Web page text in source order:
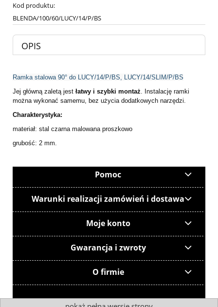
Kod produktu:
BLENDA/100/60/LUCY/14/P/BS
OPIS
Ramka stalowa 90° do LUCY/14/P/BS, LUCY/14/SLIM/P/BS
Jej główną zaletą jest łatwy i szybki montaż . Instalację ramki
można wykonać samemu, bez użycia dodatkowych narzędzi.
Charakterystyka:
materiał: stal czarna malowana proszkowo
grubość: 2 mm.
Pomoc
Warunki realizacji zamówień i dostawa
Moje konto
Gwarancja i zwroty
O firmie